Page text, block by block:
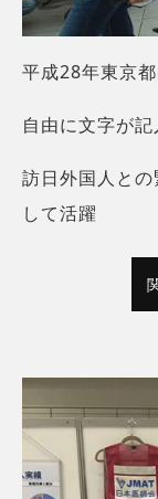
平成28年東京
自由に文字が
訪日外国人と
して活躍